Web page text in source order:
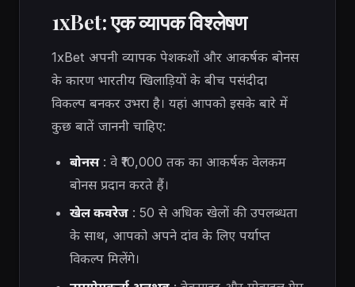
1xBet: एक व्यापक विश्लेषण
1xBet अपनी व्यापक पेशकशों और आकर्षक बोनस
के कारण भारतीय खिलाड़ियों के बीच पसंदीदा
विकल्प बनकर उभरा है। यहां आपको इसके बारे में
कुछ बातें जाननी चाहिए:
बोनस: वे ₹10,000 तक का आकर्षक वेलकम
बोनस प्रदान करते हैं।
खेल कवरेज: 50 से अधिक खेलों की उपलब्धता
के साथ, आपको अपने दांव के लिए पर्याप्त
विकल्प मिलेंगे।